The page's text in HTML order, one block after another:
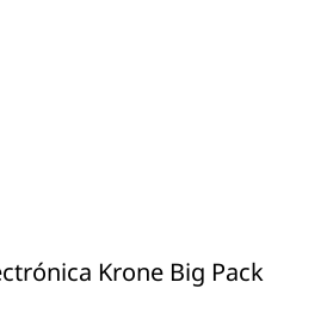
Krone Big Pack